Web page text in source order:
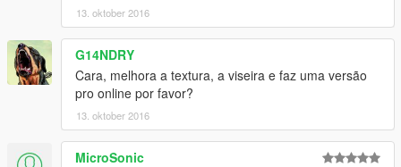
13. oktober 2016
G14NDRY
Cara, melhora a textura, a viseira e faz uma versão
pro online por favor?
13. oktober 2016
MicroSonic